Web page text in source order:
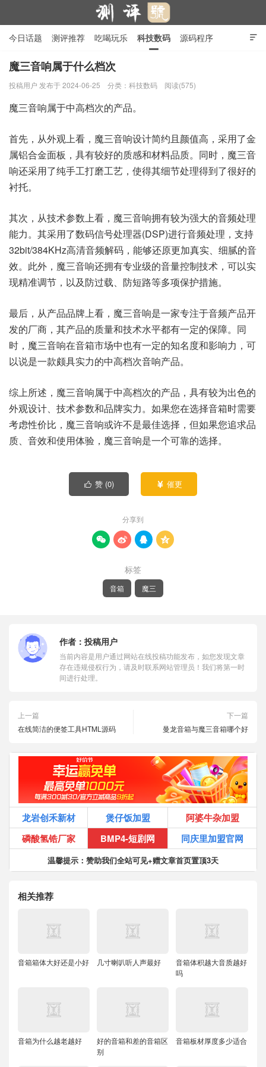

今日话题 测评推荐 吃喝玩乐 科技数码 源码程序
行业产品 在线投稿 隐私政策
魔三音响属于什么档次
投稿用户 发布于 2024-06-25 分类： 科技数码 阅读(575)
魔三音响属于中高档次的产品。
首先，从外观上看，魔三音响设计简约且颜值高，采用了金
属铝合金面板，具有较好的质感和材料品质。同时，魔三音
响还采用了纯手工打磨工艺，使得其细节处理得到了很好的
衬托。
其次，从技术参数上看，魔三音响拥有较为强大的音频处理
能力。其采用了数码信号处理器(DSP)进行音频处理，支持
32bit/384KHz高清音频解码，能够还原更加真实、细腻的音
效。此外，魔三音响还拥有专业级的音量控制技术，可以实
现精准调节，以及防过载、防短路等多项保护措施。
最后，从产品品牌上看，魔三音响是一家专注于音频产品开
发的厂商，其产品的质量和技术水平都有一定的保障。同
时，魔三音响在音箱市场中也有一定的知名度和影响力，可
以说是一款颇具实力的中高档次音响产品。
综上所述，魔三音响属于中高档次的产品，具有较为出色的
外观设计、技术参数和品牌实力。如果您在选择音箱时需要
考虑性价比，魔三音响或许不是最佳选择，但如果您追求品
质、音效和使用体验，魔三音响是一个可靠的选择。
 赞 (0)  催更
分享到
   
标签
音箱 魔三
作者： 投稿用户
当前内容是用户通过网站在线投稿功能发布，如您发现文章
存在违规侵权行为，请及时联系网站管理员！我们将第一时
间进行处理。
上一篇
在线简洁的便签工具HTML源码
下一篇
曼龙音箱与魔三音箱哪个好
龙岩创禾新材 煲仔饭加盟
阿婆牛杂加盟
磷酸氢锆厂家
BMP4-短剧网 同庆里加盟官网
温馨提示：赞助我们全站可见+赠文章首页置顶3天
相关推荐
音箱箱体大好还是小好 几寸喇叭听人声最好
音箱体积越大音质越好
吗
音箱为什么越老越好
好的音箱和差的音箱区
别
音箱板材厚度多少适合